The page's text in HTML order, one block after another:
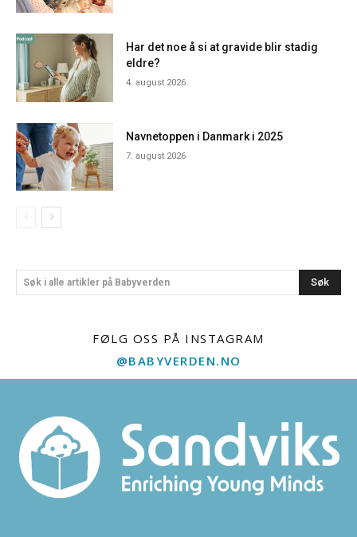
Har det noe å si at gravide blir stadig
eldre?
4. august 2026
Navnetoppen i Danmark i 2025
7. august 2026
Søk i alle artikler på Babyverden Søk
FØLG OSS PÅ INSTAGRAM
@BABYVERDEN.NO